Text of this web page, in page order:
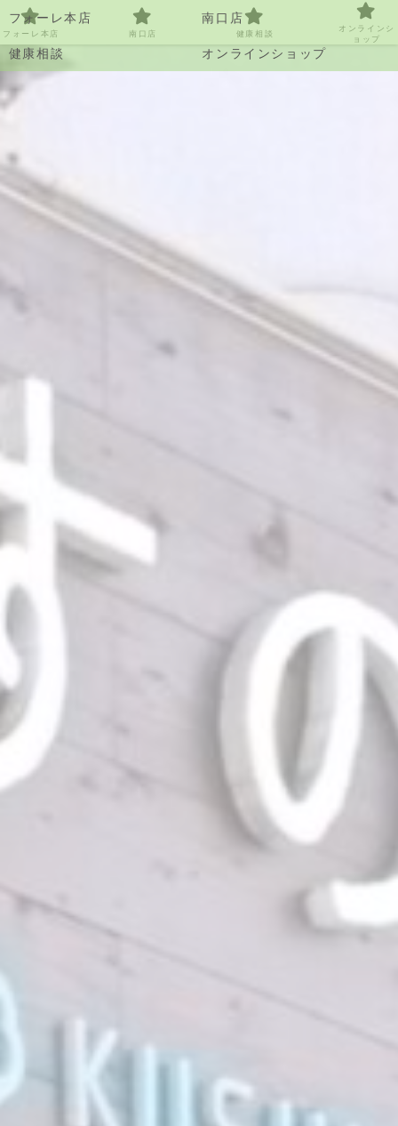
フォーレ本店 南口店
健康相談 オンラインショップ
フォーレ本店 南口店 健康相談
オンラインシ
ョップ